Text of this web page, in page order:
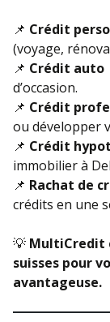
📌 Crédit
(voyage,
📌 Crédit auto
d’occasion.
📌 Crédit
ou développer
📌 Crédit
immobilier à
📌 Rachat de
crédits en une
💡 MultiCredit
suisses pour
avantageuse.